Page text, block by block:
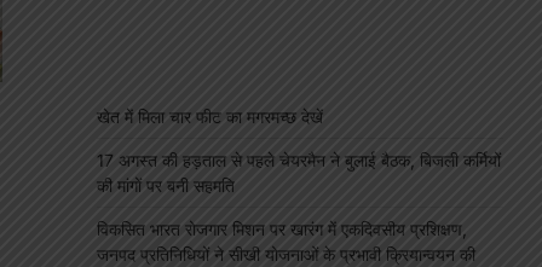
खेत में मिला चार फीट का मगरमच्छ देखें
17 अगस्त की हड़ताल से पहले चेयरमैन ने बुलाई बैठक, बिजली कर्मियों
की मांगों पर बनी सहमति
विकसित भारत रोजगार मिशन पर खारंग में एकदिवसीय प्रशिक्षण,
जनपद प्रतिनिधियों ने सीखी योजनाओं के प्रभावी क्रियान्वयन की